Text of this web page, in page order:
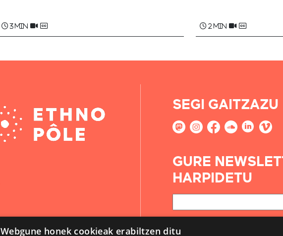
3 min 2 min
SEGI GAITZAZU
GURE
HARPIDETU
Webgune honek cookieak erabiltzen ditu